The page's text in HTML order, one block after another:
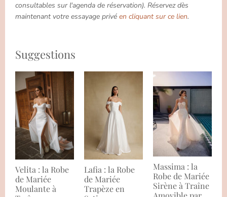
consultables sur l'agenda de réservation). Réservez dès
maintenant votre essayage privé en cliquant sur ce lien.
Suggestions
Velita : la Robe
de Mariée
Moulante à
Lafia : la Robe
de Mariée
Trapèze en
Massima : la
Robe de Mariée
Sirène à Traîne